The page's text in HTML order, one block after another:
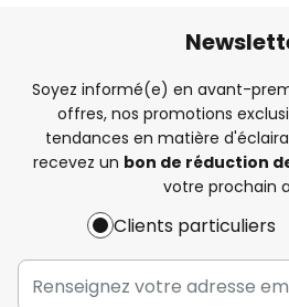
Soyez informé(e) en avant-
offres, nos promotions
tendances en matière
recevez un bon de réduction
votre prochain
Clients particuliers